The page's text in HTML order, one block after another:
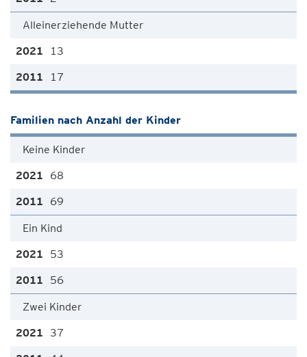
Alleinerziehende Mutter
13
17
Familien nach Anzahl der Kinder
Keine Kinder
68
69
Ein Kind
53
56
Zwei Kinder
37